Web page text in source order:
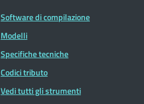
Software di compilazione
Modelli
Specifiche tecniche
Codici tributo
Vedi tutti gli strumenti